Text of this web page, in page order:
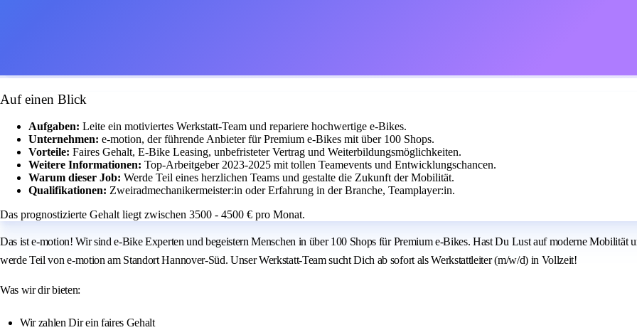
Auf einen Blick
Aufgaben: Leite ein motiviertes Werkstatt-Team und repariere hochwertige e-Bikes.
Unternehmen: e-motion, der führende Anbieter für Premium e-Bikes mit über 100 Shops.
Vorteile: Faires Gehalt, E-Bike Leasing, unbefristeter Vertrag und Weiterbildungsmöglichkeiten.
Weitere Informationen: Top-Arbeitgeber 2023-2025 mit tollen Teamevents und Entwicklungschancen.
Warum dieser Job: Werde Teil eines herzlichen Teams und gestalte die Zukunft der Mobilität.
Qualifikationen: Zweiradmechanikermeister:in oder Erfahrung in der Branche, Teamplayer:in.
Das prognostizierte Gehalt liegt zwischen 3500 - 4500 € pro Monat.
Das ist e-motion! Wir sind e-Bike Experten und begeistern Menschen in über 100 Shops für Premium e-Bikes. Hast Du Lust auf moderne Mobilität
werde Teil von e-motion am Standort Hannover-Süd. Unser Werkstatt-Team sucht Dich ab sofort als Werkstattleiter (m/w/d) in Vollzeit!
Was wir dir bieten:
Wir zahlen Dir ein faires Gehalt